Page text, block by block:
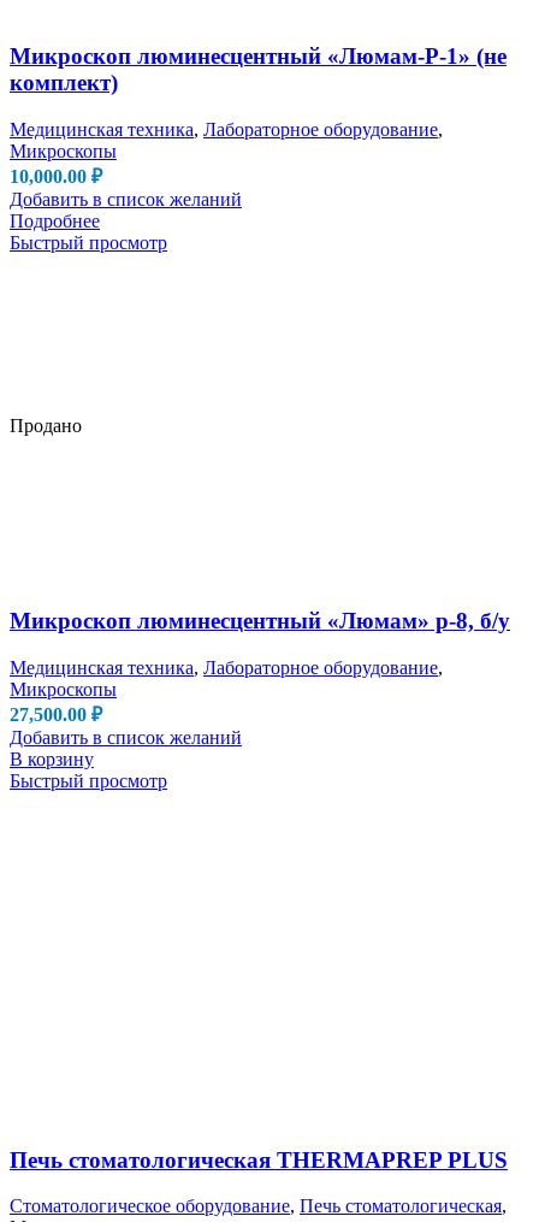
Продано
Микроскоп люминесцентный «Люмам-Р-1» (не
комплект)
Медицинская техника, Лабораторное оборудование,
Микроскопы
10,000.00 ₽
Добавить в список желаний
Подробнее
Быстрый просмотр
Микроскоп люминесцентный «Люмам» р-8, б/у
Медицинская техника, Лабораторное оборудование,
Микроскопы
27,500.00 ₽
Добавить в список желаний
В корзину
Быстрый просмотр
Печь стоматологическая THERMAPREP PLUS
Стоматологическое оборудование, Печь стоматологическая,